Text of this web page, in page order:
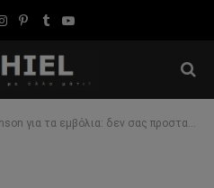
Instagram
Pinterest
TumblrYouTube
δεν σας προστατεύουν από την ασθένεια ούτε από την μετάδοση της! (Βίντεο)